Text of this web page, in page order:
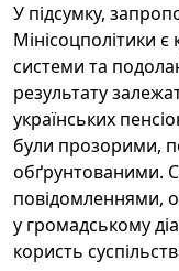
У підсумку,
Мінісоцполітики є
системи та
результату
українських
були прозорими,
обґрунтованими.
повідомленнями,
у громадському
користь